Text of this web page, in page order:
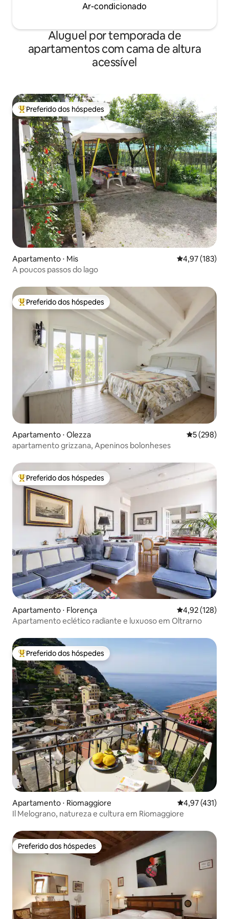
Ar-condicionado
Aluguel por temporada de
apartamentos com cama de altura
acessível
Entre os melhores preferidos dos hóspedes
Preferido dos hóspedes
Apartamento ⋅ Mis 4,97 de uma
4,97 (183)
A poucos passos do lago
Entre os melhores preferidos dos hóspedes
Preferido dos hóspedes
Apartamento ⋅ Olezza 5 de uma
5 (298)
apartamento grizzana, Apeninos bolonheses
Entre os melhores preferidos dos hóspedes
Preferido dos hóspedes
Apartamento ⋅ Florença 4,92 de uma
4,92 (128)
Apartamento eclético radiante e luxuoso em Oltrarno
Entre os melhores preferidos dos hóspedes
Preferido dos hóspedes
Apartamento ⋅ Riomaggiore 4,97 de uma
4,97 (431)
Il Melograno, natureza e cultura em Riomaggiore
Preferido dos hóspedes
Preferido dos hóspedes